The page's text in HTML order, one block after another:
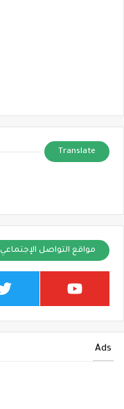
Translate
مواقع التواصل الإجتماعي
Ads